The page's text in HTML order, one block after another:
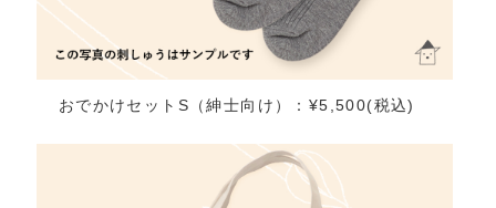
おでかけセットS（紳士向け）：¥5,500(税込)